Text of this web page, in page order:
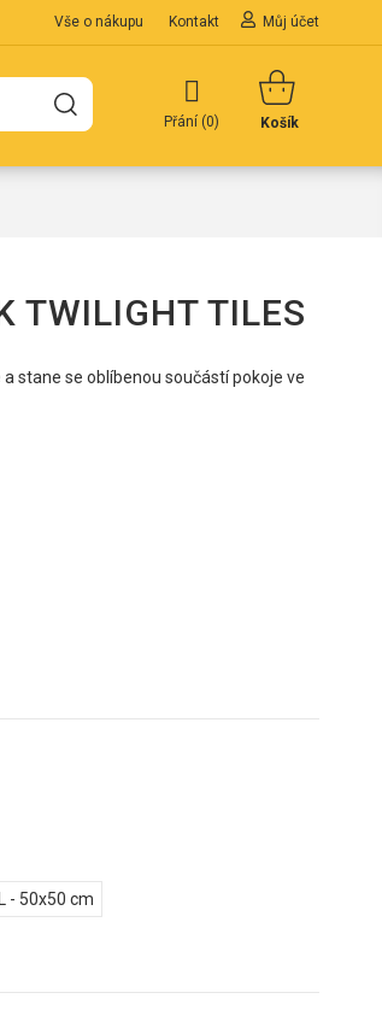
Vše o nákupu Kontakt Můj účet
Přání (0) Košík
TWILIGHT TILES
stane se oblíbenou součástí pokoje ve
- 50x50 cm